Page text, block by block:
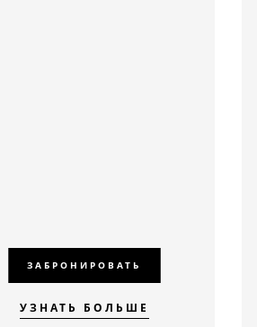
ЗАБРОНИРОВАТЬ
УЗНАТЬ БОЛЬШЕ